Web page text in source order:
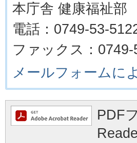
本庁舎 健康福祉
電話：0749-53-
ファックス：0749-
メールフォームに
PDF